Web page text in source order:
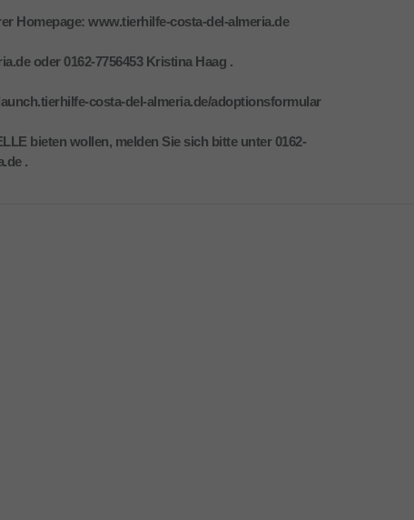
Homepage: www.tierhilfe-costa-del-almeria.de
oder 0162-7756453 Kristina Haag .
costa-del-almeria.de/adoptionsformular
bieten wollen, melden Sie sich bitte unter 0162-
.